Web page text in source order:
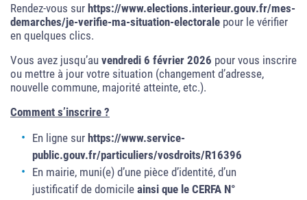
Rendez-vous sur https://www.elections.interieur.gouv.fr/mes-
demarches/je-verifie-ma-situation-electorale pour le vérifier
en quelques clics.
Vous avez jusqu’au vendredi 6 février 2026 pour vous inscrire
ou mettre à jour votre situation (changement d’adresse,
nouvelle commune, majorité atteinte, etc.).
Comment s’inscrire ?
En ligne sur https://www.service-
public.gouv.fr/particuliers/vosdroits/R16396
En mairie, muni(e) d’une pièce d’identité, d’un
justificatif de domicile ainsi que le CERFA N°